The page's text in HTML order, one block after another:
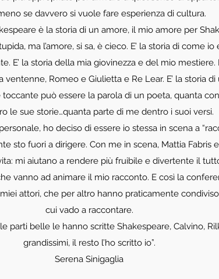
se davvero si vuole fare esperienza di cultura.
è la storia di un amore, il mio amore per
ma l’amore, si sa, è cieco. E’ la storia di come
E’ la storia della mia giovinezza e del mio mestiere.
Romeo e Giulietta e Re Lear. E’ la storia
può essere la parola di un poeta, quanta
le sue storie…quanta parte di me dentro i suoi versi.
ho deciso di essere io stessa in scena a
sto fuori a dirigere. Con me in scena, Mattia Fabris
mi aiutano a rendere più fruibile e divertente il
vanno ad animare il mio racconto. E così la
miei attori, che per altro hanno praticamente
cui vado a raccontare.
parti belle le hanno scritte Shakespeare, Calvino,
grandissimi, il resto l’ho scritto io”.
Serena Sinigaglia